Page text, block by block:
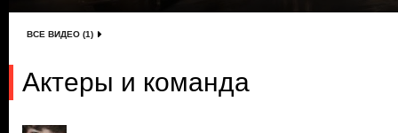
ВСЕ ВИДЕО (1)
Актеры и команда